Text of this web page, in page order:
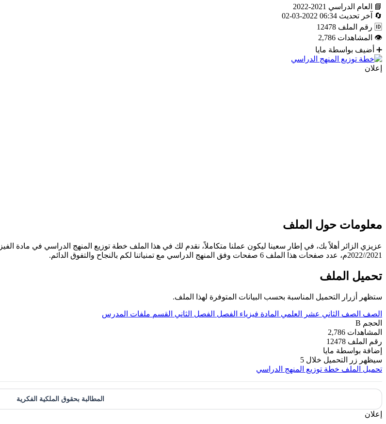
📘 العام الدراسي 2021-2022
🔄
آخر تحديث 06:34 2022-03-02
🆔 رقم الملف 12478
👁 المشاهدات 2,786
➕ أضيف بواسطة مايا
إعلان
معلومات حول الملف
عزيزي الزائر أهلاً بك، في إطار سعينا ليكون عملنا متكاملاً، نقدم لك في هذا الملف خطة توزيع المنهج الدراسي في مادة
2021//2022م، عدد صفحات هذا الملف 6 صفحات وفق المنهج الدراسي مع تمنياتنا لكم بالنجاح والتفوق الدائم.
تحميل الملف
ستظهر أزرار التحميل المناسبة بحسب البيانات المتوفرة لهذا الملف.
الصف الصف الثاني عشر العلمي المادة فيزياء الفصل الفصل الثاني القسم ملفات المدرس
الحجم B
المشاهدات 2,786
رقم الملف 12478
إضافة بواسطة مايا
سيظهر زر التحميل خلال 5
تحميل الملف خطة توزيع المنهج الدراسي
المطالبة بحقوق الملكية الفكرية
إعلان